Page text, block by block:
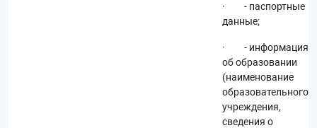
· - паспортные
данные;
· - информация
об образовании
(наименование
образовательного
учреждения,
сведения о